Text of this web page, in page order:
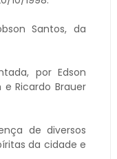
Santos, da
por Edson
Ricardo Brauer
de diversos
da cidade e